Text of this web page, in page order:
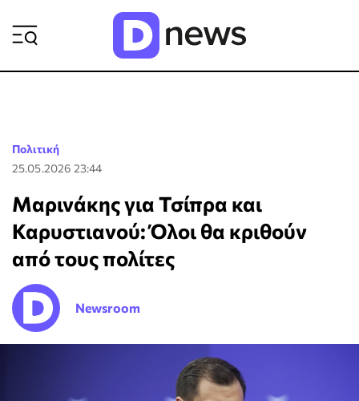
Πολιτική
25.05.2026 23:44
Μαρινάκης για Τσίπρα και
Καρυστιανού: Όλοι θα κριθούν
από τους πολίτες
Newsroom